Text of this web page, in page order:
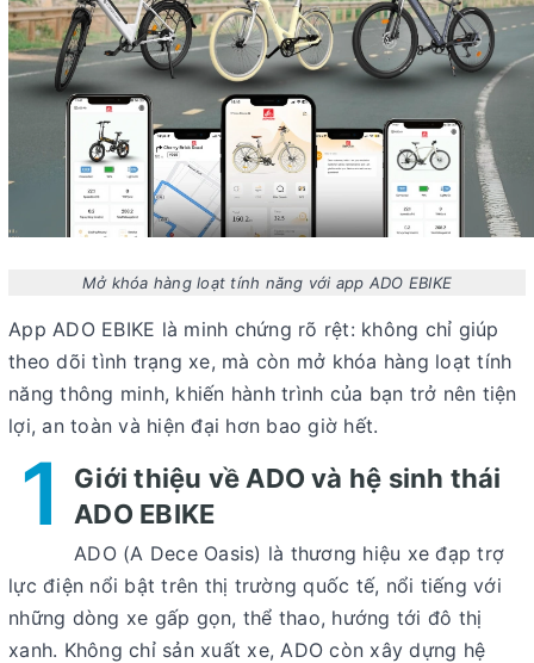
Mở khóa hàng loạt tính năng với app ADO EBIKE
App ADO EBIKE là minh chứng rõ rệt: không chỉ giúp
theo dõi tình trạng xe, mà còn mở khóa hàng loạt tính
năng thông minh, khiến hành trình của bạn trở nên tiện
lợi, an toàn và hiện đại hơn bao giờ hết.
1
Giới thiệu về ADO và hệ sinh thái
ADO EBIKE
ADO (A Dece Oasis) là thương hiệu xe đạp trợ
lực điện nổi bật trên thị trường quốc tế, nổi tiếng với
những dòng xe gấp gọn, thể thao, hướng tới đô thị
xanh. Không chỉ sản xuất xe, ADO còn xây dựng hệ